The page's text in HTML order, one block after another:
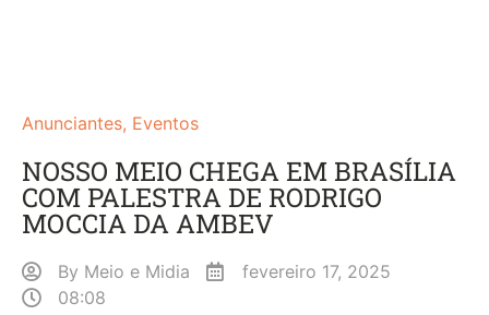
Anunciantes, Eventos
NOSSO MEIO CHEGA EM BRASÍLIA
COM PALESTRA DE RODRIGO
MOCCIA DA AMBEV
By Meio e Midia
fevereiro 17, 2025
08:08